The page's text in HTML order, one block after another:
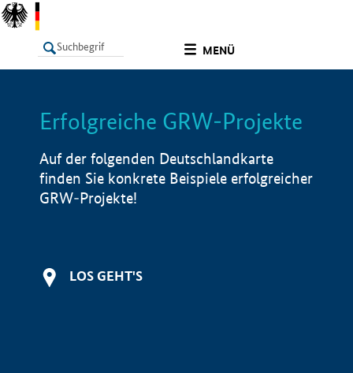
MENÜ
LISTE Info
Erfolgreiche GRW-Projekte
Auf der folgenden Deutschlandkarte
finden Sie konkrete Beispiele erfolgreicher
GRW-Projekte!
LOS GEHT'S